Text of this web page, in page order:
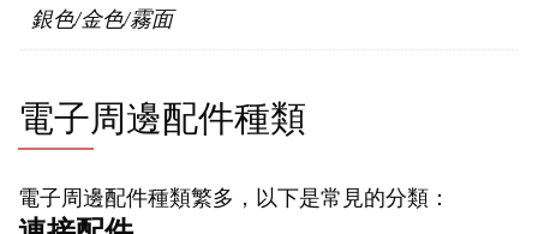
銀色/金色/霧面
電子周邊配件種類
電子周邊配件種類繁多，以下是常見的分類：